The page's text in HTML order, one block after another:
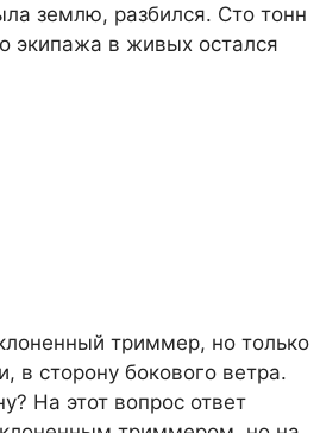
землю, разбился. Сто тонн
экипажа в живых остался
триммер, но только
в сторону бокового ветра.
На этот вопрос ответ